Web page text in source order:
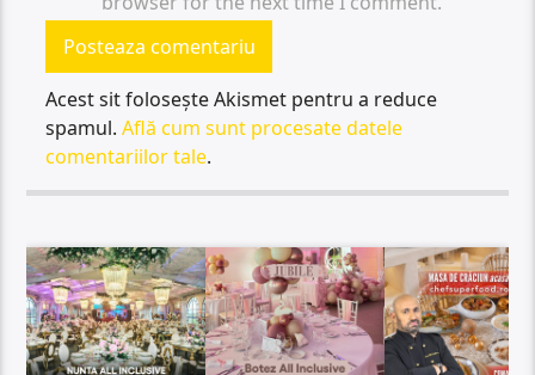
Acest sit folosește Akismet pentru a reduce
spamul.Află cum sunt procesate datele
comentariilor tale.